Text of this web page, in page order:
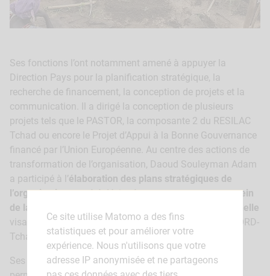
Ses fonctions l’ont notamment amené à appuyer la
Direction Pays pour la planification stratégique, la
recherche de financement, la conception de projets et la
communication. Il a dirigé la conception de plusieurs
projets tels que le PASTOR, la composante 2 du RESILAC
Tchad ou encore le Projet d’Appui à la Bonne Gouvernance
financé par l’Union Européenne. Au centre des actions de
transformation de l’organisation, Daoud Souleyman Adam
a participé à l’élaboration des plans stratégiques de
l’organisationet a été désigné commerapporteur au sein
de la commission en charge de la réforme institutionnelle
visant à transformer l’ONG vers un statut national (ACORD-
Tchad).
Ses fonctions de Chef de projet et Chef de base lui ont
Ce site utilise Matomo a des fins
statistiques et pour améliorer votre
expérience. Nous n'utilisons que votre
adresse IP anonymisée et ne partageons